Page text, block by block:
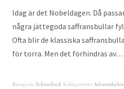
Idag är det Nobeldagen. Då
några jättegoda saffransbullar
Ofta blir de klassiska
för torra. Men det förhindras av…
Kategorie Schwedisch Schlagwörter